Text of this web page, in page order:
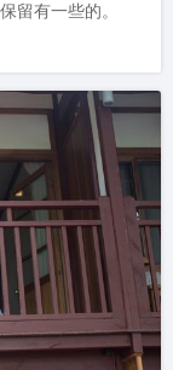
留有一些的。